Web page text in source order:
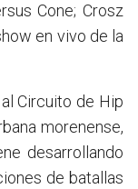
Cone; Crosz
en vivo de la
Circuito de Hip
morenense,
desarrollando
de batallas